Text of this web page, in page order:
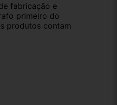
fabricação e
primeiro do
produtos contam